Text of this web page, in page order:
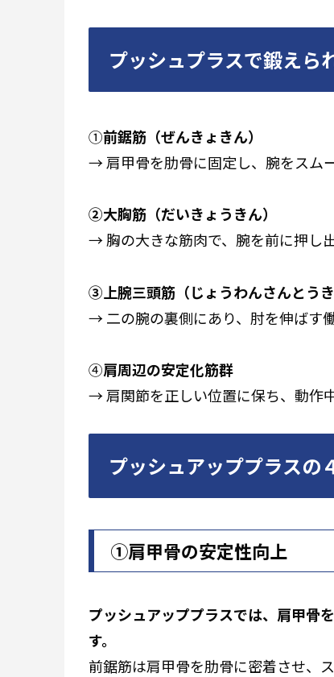
プッシュプラスで鍛えら
①前鋸筋（ぜんきょきん）
→ 肩甲骨を肋骨に固定し、腕をスム
②大胸筋（だいきょうきん）
→ 胸の大きな筋肉で、腕を前に押し
③上腕三頭筋（じょうわんさんとうき
→ 二の腕の裏側にあり、肘を伸ばす
④肩周辺の安定化筋群
→ 肩関節を正しい位置に保ち、動作
プッシュアッププラスの
①肩甲骨の安定性向上
プッシュアッププラスでは、肩甲骨
す。
前鋸筋は肩甲骨を肋骨に密着させ、